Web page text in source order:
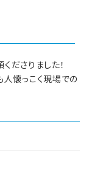
ださりました！
懐っこく現場での